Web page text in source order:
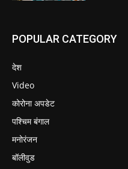
POPULAR CATEGORY
देश
Video
कोरोना अपडेट
पश्चिम बंगाल
मनोरंजन
बॉलीवुड